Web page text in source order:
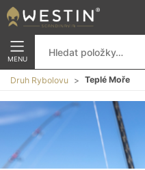
MENU
Druh Rybolovu Teplé Moře